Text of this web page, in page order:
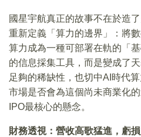
國星宇航真正的故事不在於造
重新定義「算力的邊界」：將
算力成為一種可部署在軌的「
的信息採集工具，而是變成了
足夠的稀缺性，也切中AI時代
市場是否會為這個尚未商業化
IPO最核心的懸念。
財務透視：營收高歌猛進，虧